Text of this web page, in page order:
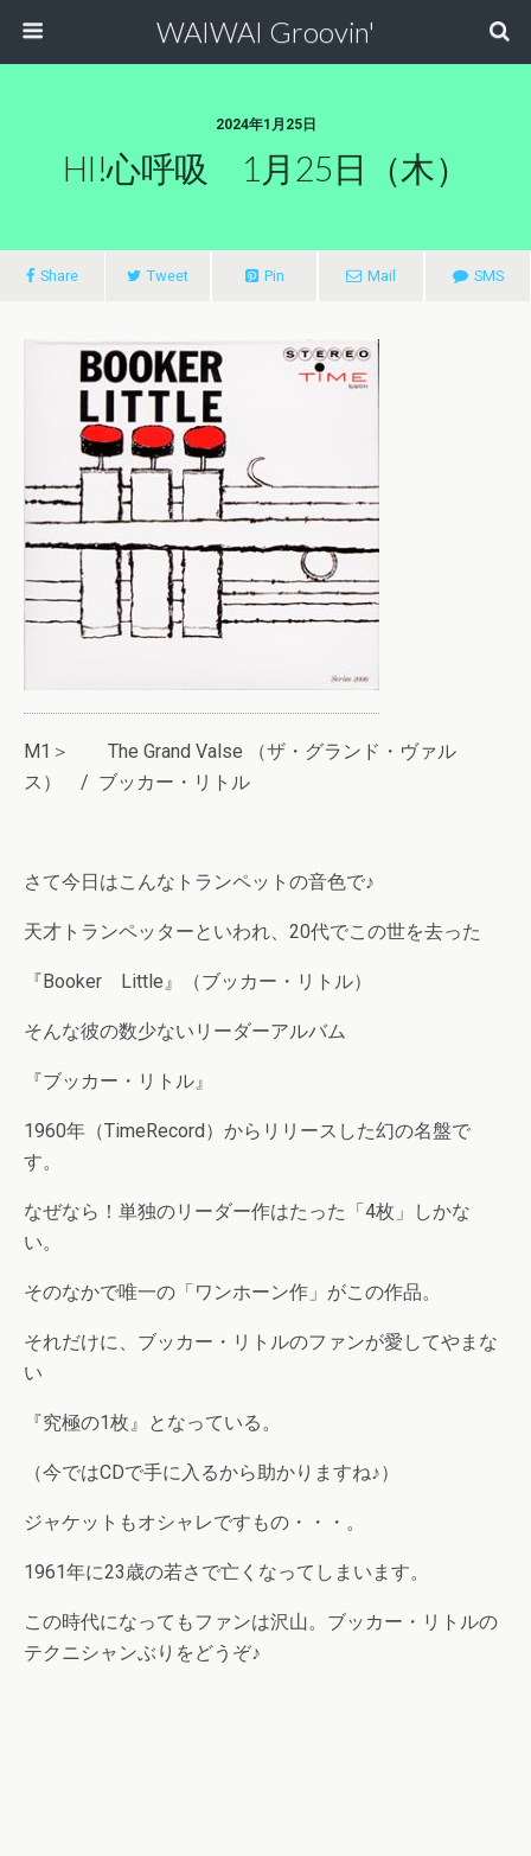
WAIWAI Groovin'
2024年1月25日
HI!心呼吸 1月25日（木）
Share Tweet Pin Mail SMS
M1＞ The Grand Valse （ザ・グランド・ヴァル
ス） / ブッカー・リトル
さて今日はこんなトランペットの音色で♪
天才トランペッターといわれ、20代でこの世を去った
『Booker Little』（ブッカー・リトル）
そんな彼の数少ないリーダーアルバム
『ブッカー・リトル』
1960年（TimeRecord）からリリースした幻の名盤で
す。
なぜなら！単独のリーダー作はたった「4枚」しかな
い。
そのなかで唯一の「ワンホーン作」がこの作品。
それだけに、ブッカー・リトルのファンが愛してやまな
い
『究極の1枚』となっている。
（今ではCDで手に入るから助かりますね♪）
ジャケットもオシャレですもの・・・。
1961年に23歳の若さで亡くなってしまいます。
この時代になってもファンは沢山。ブッカー・リトルの
テクニシャンぶりをどうぞ♪